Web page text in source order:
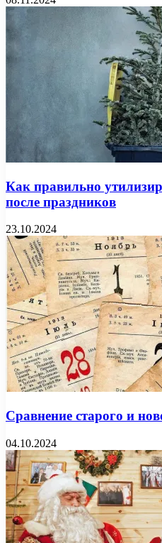
Как правильно
после праздников
23.10.2024
Сравнение старого и
04.10.2024